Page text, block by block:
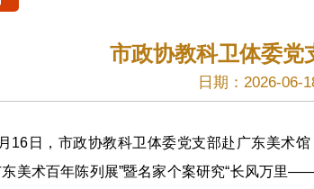
市政协教科卫体委党
日期：2026-
日，市政协教科卫体委党支部赴广东美术馆
美术百年陈列展”暨名家个案研究“长风万里